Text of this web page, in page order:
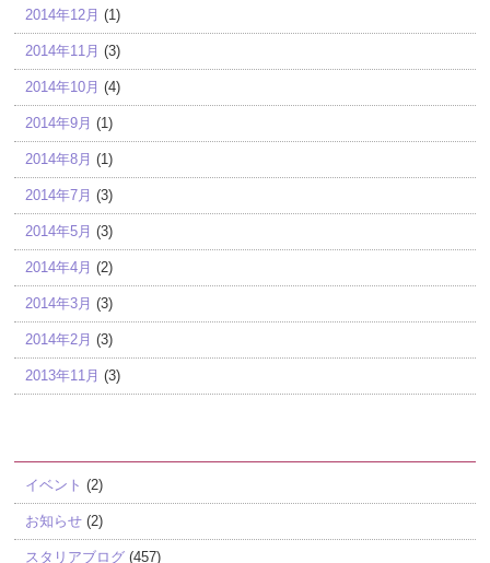
2014年12月 (1)
2014年11月 (3)
2014年10月 (4)
2014年9月 (1)
2014年8月 (1)
2014年7月 (3)
2014年5月 (3)
2014年4月 (2)
2014年3月 (3)
2014年2月 (3)
2013年11月 (3)
イベント (2)
お知らせ (2)
スタリアブログ (457)